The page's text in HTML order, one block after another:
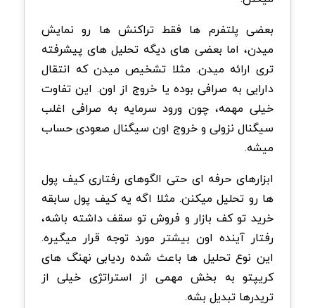
بعضی پلتفرم ها فقط تراکنش ها رو نمایش
میدن، اما بعضی های دیگه تحلیل های پیشرفته
تری ارائه میدن. مثلا تشخیص میدن که انتقال
دارایی به صرافی بوده یا خروج از اون. این تفاوت
خیلی مهمه، چون ورود سرمایه به صرافی اغلب
سیگنال نزولی و خروج اون سیگنال صعودی حساب
میشه.
ابزارهای حرفه ای حتی الگوهای رفتاری کیف پول
ها رو تحلیل میکنن. مثلا اگه یه کیف پول سابقه
خرید تو کف بازار و فروش تو سقف داشته باشه،
رفتار آینده اون بیشتر مورد توجه قرار میگیره.
این نوع تحلیل ها باعث شده ردیابی نهنگ های
کریپتو به بخش مهمی از استراتژی خیلی از
تریدرها تبدیل بشه.